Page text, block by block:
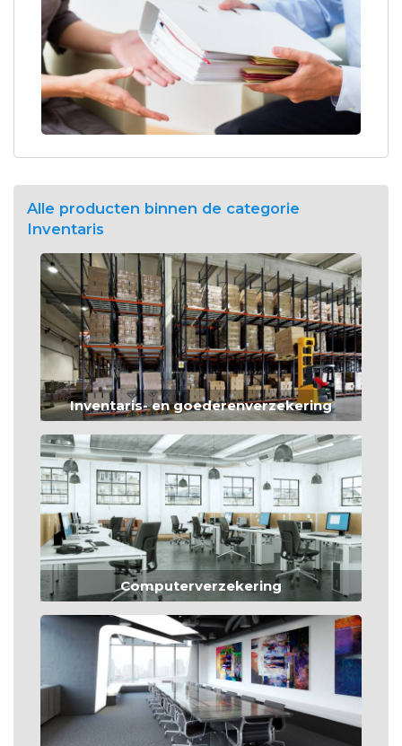
Alle producten binnen de categorie
Inventaris
Inventaris- en goederenverzekering
Computerverzekering